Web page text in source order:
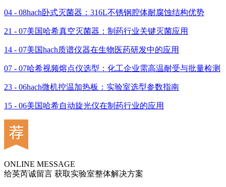
04 - 08hach卧式灭菌器：316L不锈钢腔体耐腐蚀结构优势
21 - 07美国哈希真空灭菌器：制药行业关键灭菌应用
14 - 07美国hach质谱仪器在生物医药研发中的应用
07 - 07哈希视频熔点仪选型：化工企业需高温耐受与批量检测
23 - 06hach微机控温加热板：实验室选型参数指南
15 - 06美国哈希自动旋光仪在制药行业的应用
ONLINE MESSAGE
给英芮诚留言 获取实验室整体解决方案